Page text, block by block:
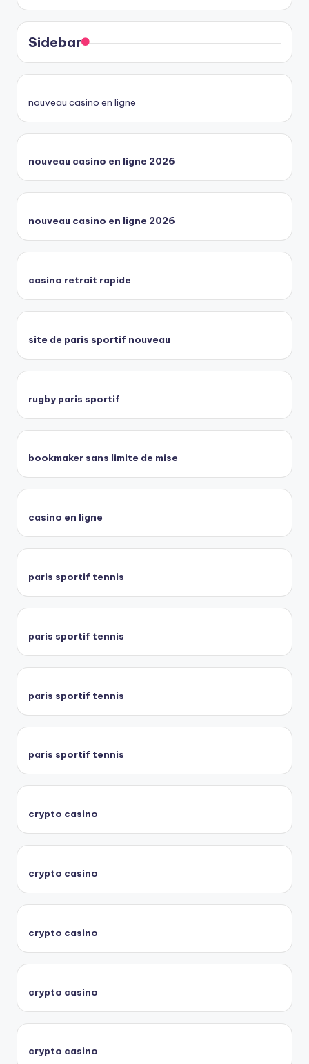
Sidebar
nouveau casino en ligne
nouveau casino en ligne 2026
nouveau casino en ligne 2026
casino retrait rapide
site de paris sportif nouveau
rugby paris sportif
bookmaker sans limite de mise
casino en ligne
paris sportif tennis
paris sportif tennis
paris sportif tennis
paris sportif tennis
crypto casino
crypto casino
crypto casino
crypto casino
crypto casino